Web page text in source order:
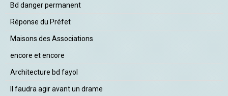
Bd danger permanent
Réponse du Préfet
Maisons des Associations
encore et encore
Architecture bd fayol
Il faudra agir avant un drame